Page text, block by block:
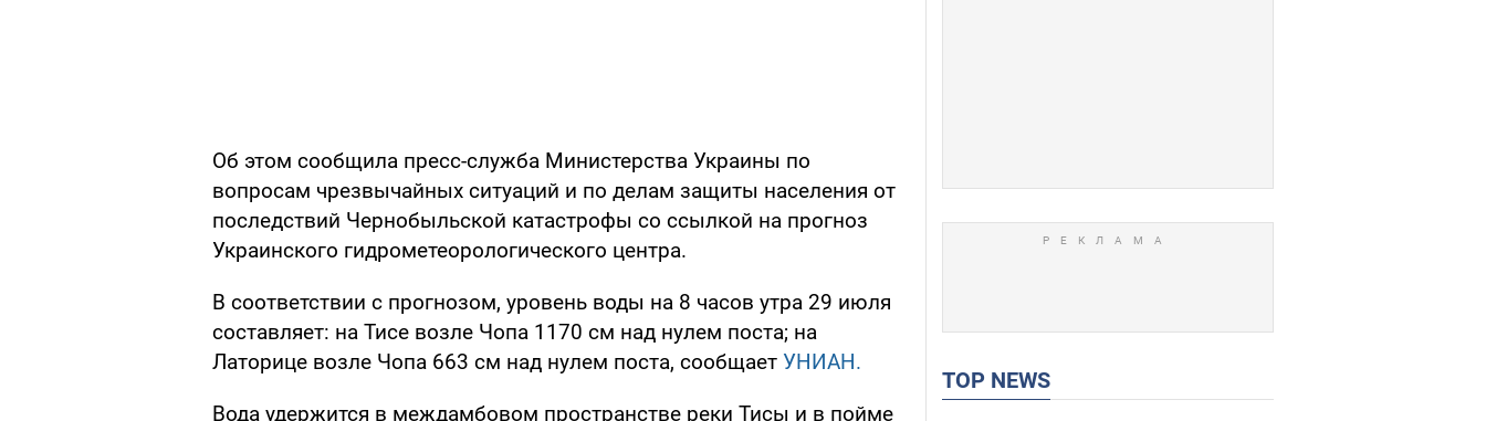
Об этом сообщила пресс-служба Министерства Украины по
вопросам чрезвычайных ситуаций и по делам защиты населения от
последствий Чернобыльской катастрофы со ссылкой на прогноз
Украинского гидрометеорологического центра.
В соответствии с прогнозом, уровень воды на 8 часов утра 29 июля
составляет: на Тисе возле Чопа 1170 см над нулем поста; на
Латорице возле Чопа 663 см над нулем поста, сообщает УНИАН.
Вода удержится в междамбовом пространстве реки Тисы и в пойме
TOP NEWS